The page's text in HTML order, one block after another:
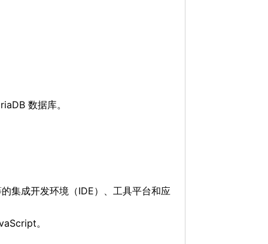
数据库。
集成开发环境（IDE）、工具平台和应
。